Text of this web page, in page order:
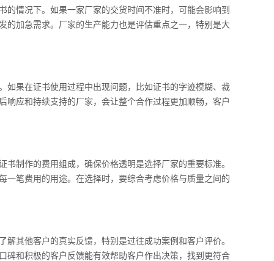
情况下。如果一家厂家的交货时间不准时，可能会影响到
的加急需求。厂家的生产能力也是评估重点之一，特别是大
如果在证书使用过程中出现问题，比如证书的字迹模糊、裁
应和持续支持的厂家，会让整个合作过程更加顺畅，客户
制作的费用组成，确保价格透明是选择厂家的重要标准。
一笔费用的用途。在选择时，要综合考虑价格与质量之间的
其他客户的真实反馈，特别是过往成功案例和客户评价。
碑和积极的客户反馈能有效帮助客户作出决策，找到更符合